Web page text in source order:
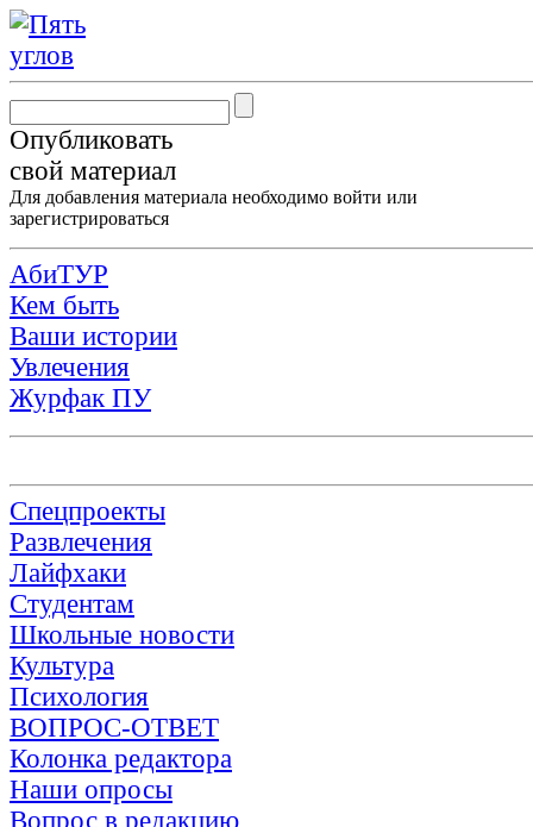
Опубликовать
свой материал
Для добавления материала необходимо войти или
зарегистрироваться
АбиТУР
Кем быть
Ваши истории
Увлечения
Журфак ПУ
Спецпроекты
Развлечения
Лайфхаки
Студентам
Школьные новости
Культура
Психология
ВОПРОС-ОТВЕТ
Колонка редактора
Наши опросы
Вопрос в редакцию